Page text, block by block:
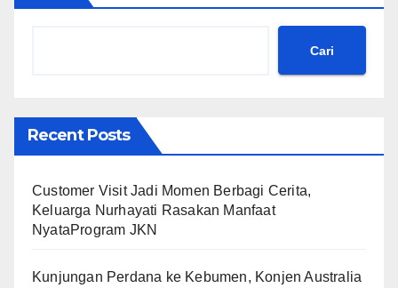
Cari
Recent Posts
Customer Visit Jadi Momen Berbagi Cerita,
Keluarga Nurhayati Rasakan Manfaat
NyataProgram JKN
Kunjungan Perdana ke Kebumen, Konjen Australia